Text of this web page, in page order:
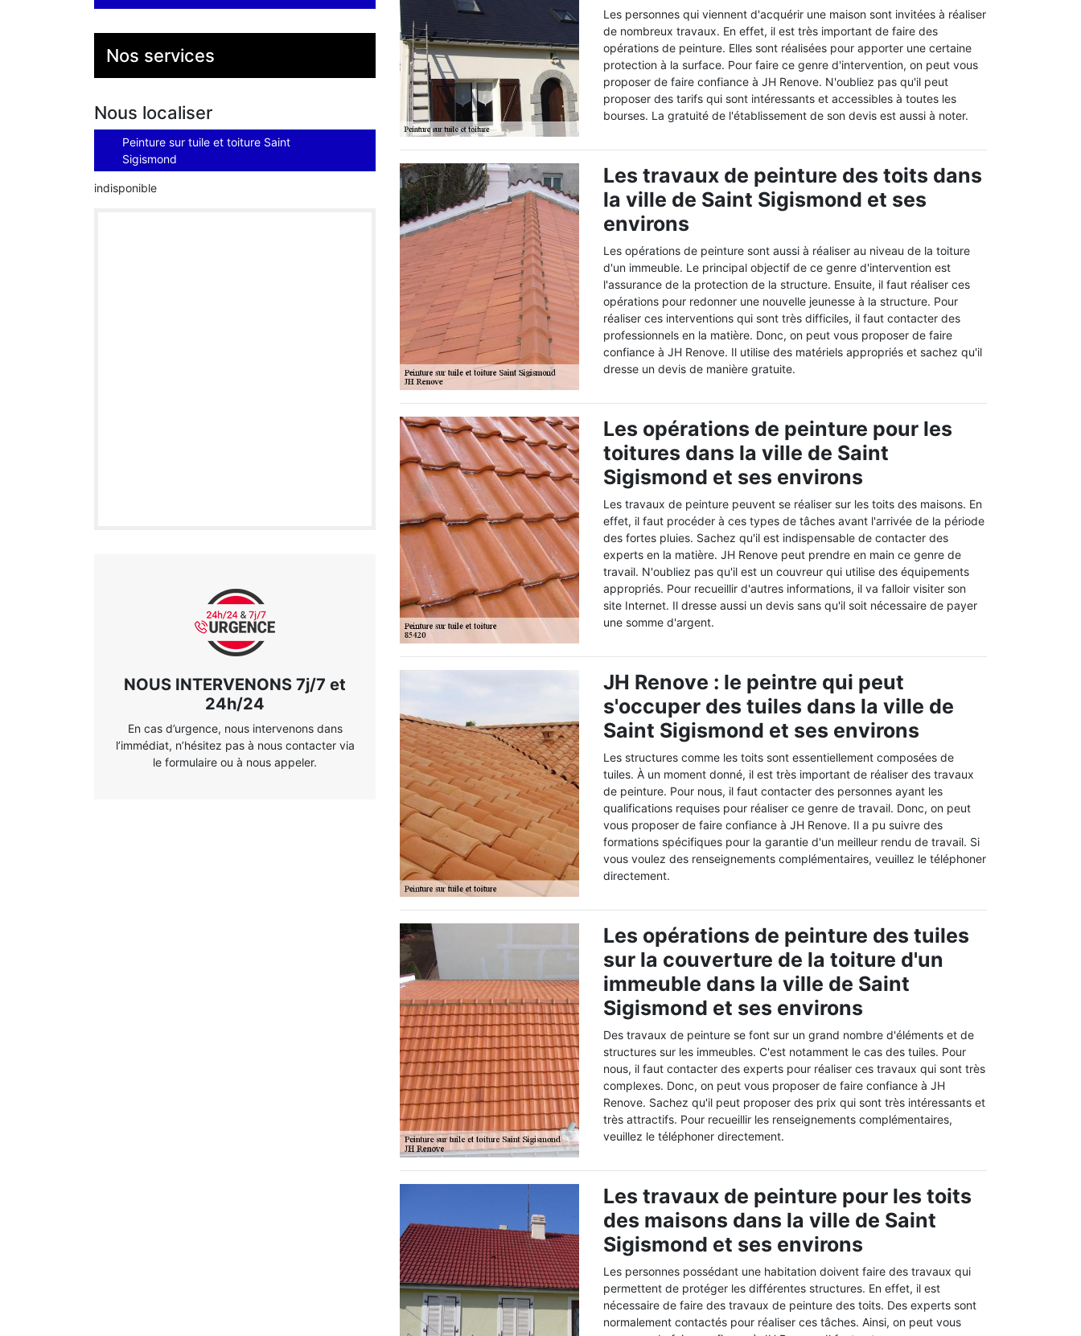
Nos services
Nous localiser
Peinture sur tuile et toiture Saint
Sigismond
indisponible
NOUS INTERVENONS 7j/7 et
24h/24
En cas d’urgence, nous intervenons dans
l’immédiat, n’hésitez pas à nous contacter via
le formulaire ou à nous appeler.
Les personnes qui viennent d'acquérir une maison sont invitées à réaliser
de nombreux travaux. En effet, il est très important de faire des
opérations de peinture. Elles sont réalisées pour apporter une certaine
protection à la surface. Pour faire ce genre d'intervention, on peut vous
proposer de faire confiance à JH Renove. N'oubliez pas qu'il peut
proposer des tarifs qui sont intéressants et accessibles à toutes les
bourses. La gratuité de l'établissement de son devis est aussi à noter.
Les travaux de peinture des toits dans
la ville de Saint Sigismond et ses
environs
Les opérations de peinture sont aussi à réaliser au niveau de la toiture
d'un immeuble. Le principal objectif de ce genre d'intervention est
l'assurance de la protection de la structure. Ensuite, il faut réaliser ces
opérations pour redonner une nouvelle jeunesse à la structure. Pour
réaliser ces interventions qui sont très difficiles, il faut contacter des
professionnels en la matière. Donc, on peut vous proposer de faire
confiance à JH Renove. Il utilise des matériels appropriés et sachez qu'il
dresse un devis de manière gratuite.
Les opérations de peinture pour les
toitures dans la ville de Saint
Sigismond et ses environs
Les travaux de peinture peuvent se réaliser sur les toits des maisons. En
effet, il faut procéder à ces types de tâches avant l'arrivée de la période
des fortes pluies. Sachez qu'il est indispensable de contacter des
experts en la matière. JH Renove peut prendre en main ce genre de
travail. N'oubliez pas qu'il est un couvreur qui utilise des équipements
appropriés. Pour recueillir d'autres informations, il va falloir visiter son
site Internet. Il dresse aussi un devis sans qu'il soit nécessaire de payer
une somme d'argent.
JH Renove : le peintre qui peut
s'occuper des tuiles dans la ville de
Saint Sigismond et ses environs
Les structures comme les toits sont essentiellement composées de
tuiles. À un moment donné, il est très important de réaliser des travaux
de peinture. Pour nous, il faut contacter des personnes ayant les
qualifications requises pour réaliser ce genre de travail. Donc, on peut
vous proposer de faire confiance à JH Renove. Il a pu suivre des
formations spécifiques pour la garantie d'un meilleur rendu de travail. Si
vous voulez des renseignements complémentaires, veuillez le téléphoner
directement.
Les opérations de peinture des tuiles
sur la couverture de la toiture d'un
immeuble dans la ville de Saint
Sigismond et ses environs
Des travaux de peinture se font sur un grand nombre d'éléments et de
structures sur les immeubles. C'est notamment le cas des tuiles. Pour
nous, il faut contacter des experts pour réaliser ces travaux qui sont très
complexes. Donc, on peut vous proposer de faire confiance à JH
Renove. Sachez qu'il peut proposer des prix qui sont très intéressants et
très attractifs. Pour recueillir les renseignements complémentaires,
veuillez le téléphoner directement.
Les travaux de peinture pour les toits
des maisons dans la ville de Saint
Sigismond et ses environs
Les personnes possédant une habitation doivent faire des travaux qui
permettent de protéger les différentes structures. En effet, il est
nécessaire de faire des travaux de peinture des toits. Des experts sont
normalement contactés pour réaliser ces tâches. Ainsi, on peut vous